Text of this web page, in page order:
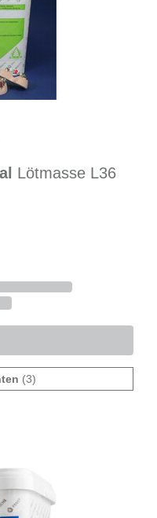
Lötmasse L36
(3)